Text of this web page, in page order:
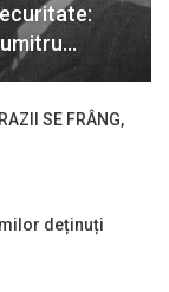
SE FRÂNG,
deținuți